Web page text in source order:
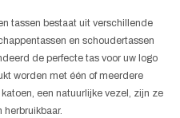
tassen bestaat uit verschillende
en schoudertassen
de perfecte tas voor uw logo
worden met één of meerdere
een natuurlijke vezel, zijn ze
herbruikbaar.